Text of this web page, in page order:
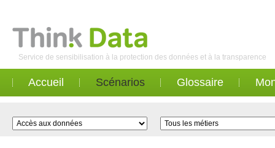
Service de sensibilisation à la protection des données et à la transparence
Accueil Scénarios Glossaire